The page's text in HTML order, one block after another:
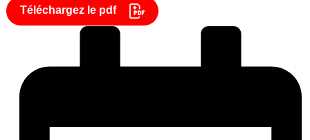
Téléchargez le pdf